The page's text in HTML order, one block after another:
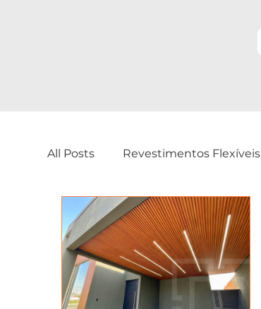
All Posts Revestimentos Flexíveis